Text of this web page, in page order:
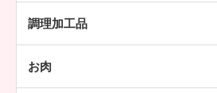
ソーセージ
調理加工品
お肉